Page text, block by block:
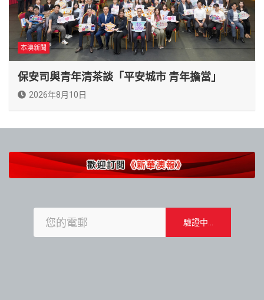
本澳新聞
保安司與青年清茶談「平安城市 青年擔當」
2026年8月10日